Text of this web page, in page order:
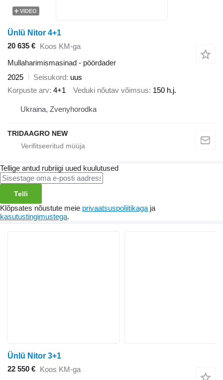
VIDEO
Ünlü Nitor 4+1
20 635 € Koos KM-ga
Mullaharimismasinad - pöördader
2025
Seisukord uus
Korpuste arv 4+1 Veduki nõutav võimsus 150 h.j.
Ukraina, Zvenyhorodka
TRIDAAGRO NEW
Tellige antud rubriigi uued kuulutused
Telli
Klõpsates nõustute meie privaatsuspoliitikaga ja
kasutustingimustega.
Ünlü Nitor 3+1
22 550 € Koos KM-ga